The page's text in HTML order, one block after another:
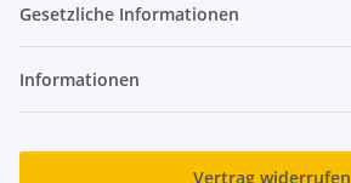
Gesetzliche Informationen
Informationen
Vertrag widerrufen